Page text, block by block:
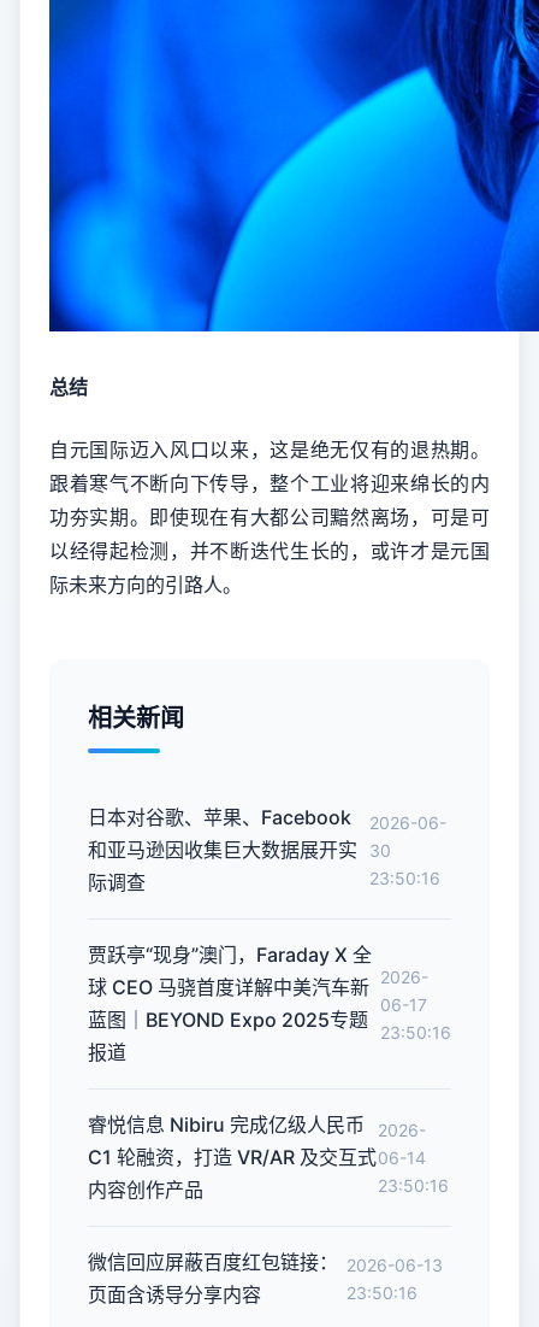
总结
自元国际迈入风口以来，这是绝无仅有的退热期。
跟着寒气不断向下传导，整个工业将迎来绵长的内
功夯实期。即使现在有大都公司黯然离场，可是可
以经得起检测，并不断迭代生长的，或许才是元国
际未来方向的引路人。
相关新闻
日本对谷歌、苹果、Facebook
和亚马逊因收集巨大数据展开实
际调查
2026-06-
30
23:50:16
贾跃亭“现身”澳门，Faraday X 全
球 CEO 马骁首度详解中美汽车新
蓝图｜BEYOND Expo 2025专题
报道
2026-
06-17
23:50:16
睿悦信息 Nibiru 完成亿级人民币
C1 轮融资，打造 VR/AR 及交互式
内容创作产品
2026-
06-14
23:50:16
微信回应屏蔽百度红包链接：
页面含诱导分享内容
2026-06-13
23:50:16